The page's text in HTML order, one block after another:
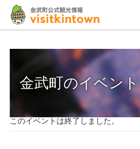
金武町のイベント
このイベントは終了しました。